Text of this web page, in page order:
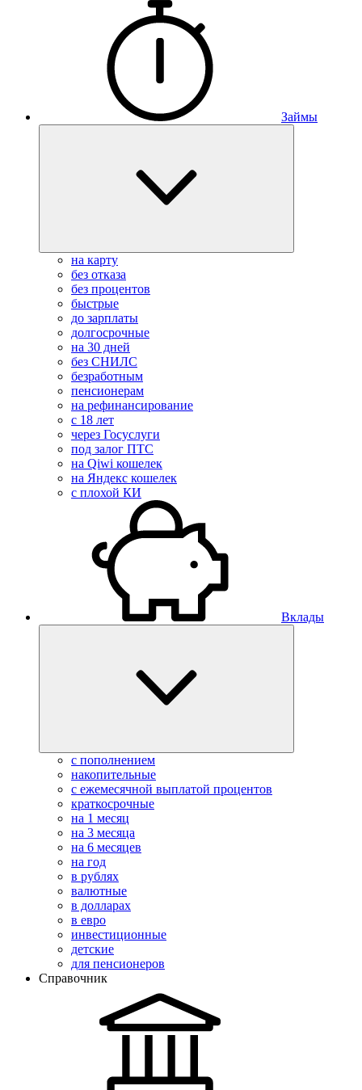
Займы
на карту
без отказа
без процентов
быстрые
до зарплаты
долгосрочные
на 30 дней
без СНИЛС
безработным
пенсионерам
на рефинансирование
с 18 лет
через Госуслуги
под залог ПТС
на Qiwi кошелек
на Яндекс кошелек
с плохой КИ
Вклады
с пополнением
накопительные
с ежемесячной выплатой процентов
краткосрочные
на 1 месяц
на 3 месяца
на 6 месяцев
на год
в рублях
валютные
в долларах
в евро
инвестиционные
детские
для пенсионеров
Справочник